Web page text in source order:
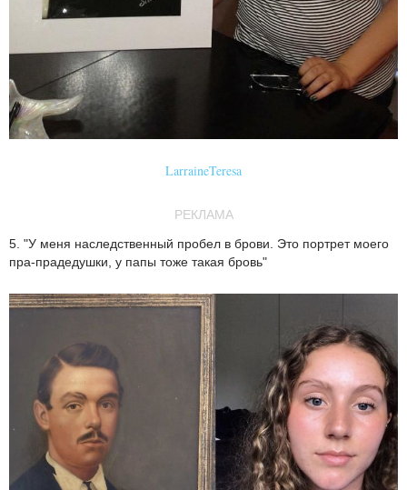
LarraineTeresa
РЕКЛАМА
5. "У меня наследственный пробел в брови. Это портрет моего
пра-прадедушки, у папы тоже такая бровь"